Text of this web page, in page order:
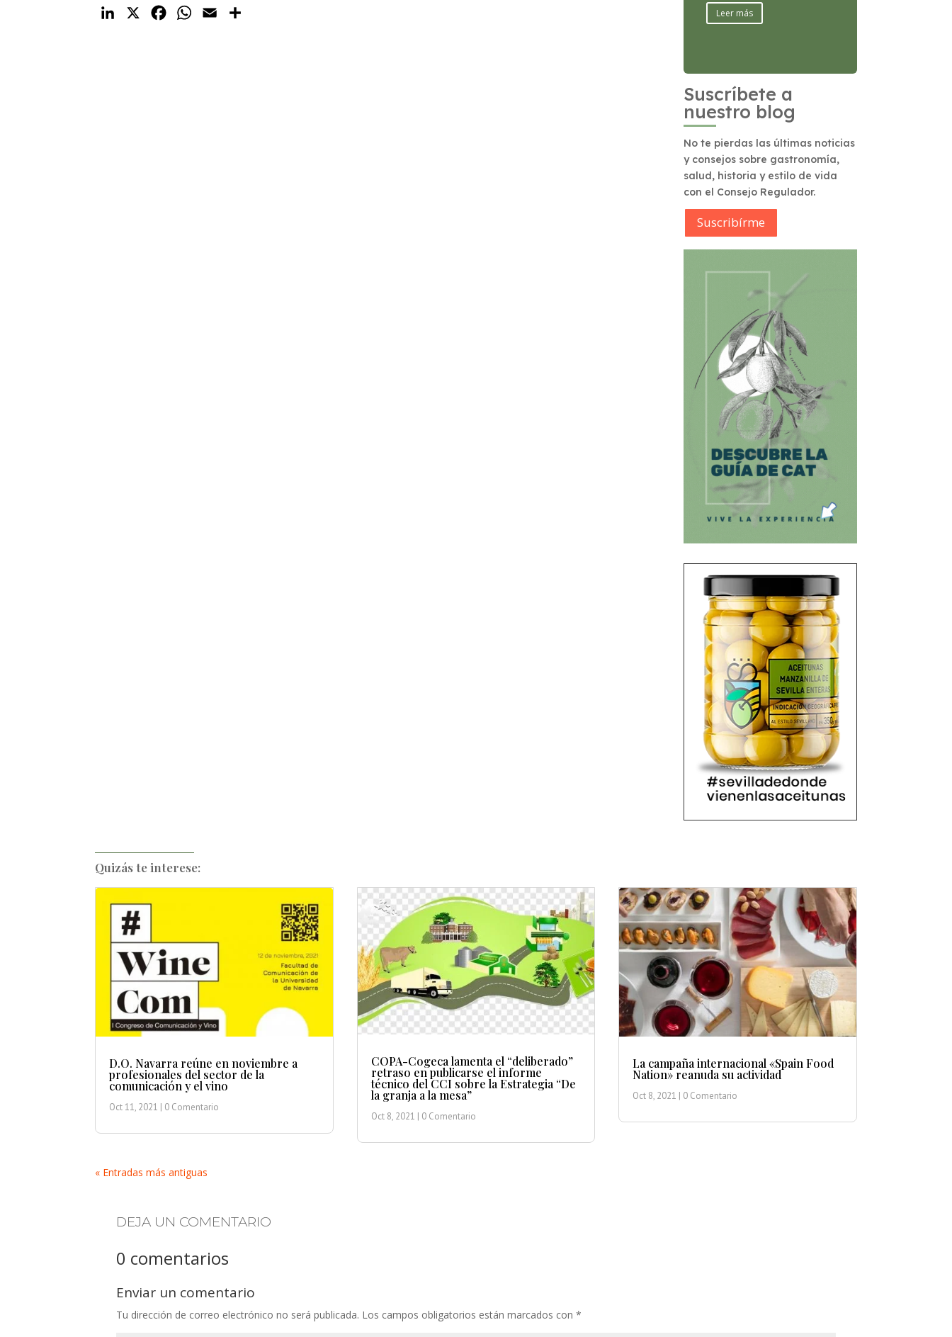
LinkedIn
X FacebookWhatsApp
Email Leer más
Suscríbete a
nuestro blog
No te pierdas las últimas noticias
y consejos sobre gastronomía,
salud, historia y estilo de vida
con el Consejo Regulador.
Suscribírme
Quizás te interese:
D.O. Navarra reúne en noviembre a
profesionales del sector de la
comunicación y el vino
Oct 11, 2021 | 0 Comentario
COPA-Cogeca lamenta el “deliberado”
retraso en publicarse el informe
técnico del CCI sobre la Estrategia “De
la granja a la mesa”
Oct 8, 2021 | 0 Comentario
La campaña internacional «Spain Food
Nation» reanuda su actividad
Oct 8, 2021 | 0 Comentario
« Entradas más antiguas
DEJA UN COMENTARIO
0 comentarios
Enviar un comentario
Tu dirección de correo electrónico no será publicada. Los campos obligatorios están marcados con*